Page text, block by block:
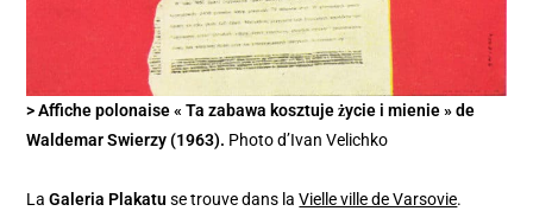
> Affiche polonaise « Ta zabawa kosztuje życie i mienie » de
Waldemar Swierzy (1963). Photo d’Ivan Velichko
LaGaleria Plakatu se trouve dans laVielle ville de Varsovie.